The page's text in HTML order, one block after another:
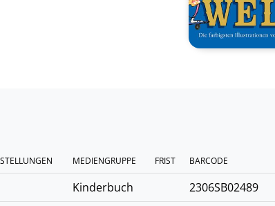
MEDIENGRUPPE FRIST BARCODE
Kinderbuch 2306SB02489